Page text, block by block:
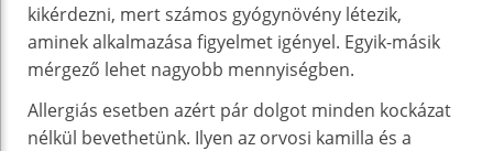
kikérdezni, mert számos gyógynövény létezik,
aminek alkalmazása figyelmet igényel. Egyik-másik
mérgező lehet nagyobb mennyiségben.
Allergiás esetben azért pár dolgot minden kockázat
nélkül bevethetünk. Ilyen az orvosi kamilla és a